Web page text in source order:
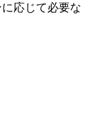
応じて必要な